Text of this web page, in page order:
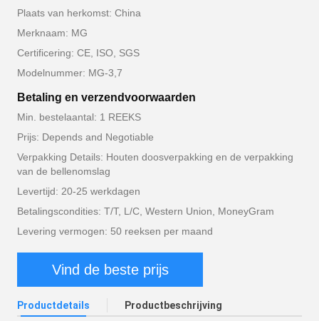
Plaats van herkomst: China
Merknaam: MG
Certificering: CE, ISO, SGS
Modelnummer: MG-3,7
Betaling en verzendvoorwaarden
Min. bestelaantal: 1 REEKS
Prijs: Depends and Negotiable
Verpakking Details: Houten doosverpakking en de verpakking
van de bellenomslag
Levertijd: 20-25 werkdagen
Betalingscondities: T/T, L/C, Western Union, MoneyGram
Levering vermogen: 50 reeksen per maand
Vind de beste prijs
Productdetails Productbeschrijving